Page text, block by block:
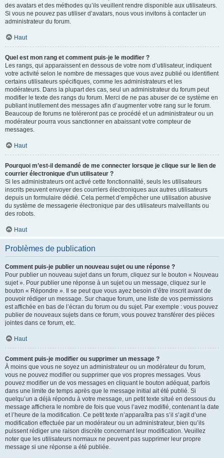
des avatars et des méthodes qu’ils veuillent rendre disponible aux utilisateurs.
Si vous ne pouvez pas utiliser d’avatars, nous vous invitons à contacter un
administrateur du forum.
Haut
Quel est mon rang et comment puis-je le modifier ?
Les rangs, qui apparaissent en dessous de votre nom d’utilisateur, indiquent
votre activité selon le nombre de messages que vous avez publié ou identifient
certains utilisateurs spécifiques, comme les administrateurs et les
modérateurs. Dans la plupart des cas, seul un administrateur du forum peut
modifier le texte des rangs du forum. Merci de ne pas abuser de ce système en
publiant inutilement des messages afin d’augmenter votre rang sur le forum.
Beaucoup de forums ne toléreront pas ce procédé et un administrateur ou un
modérateur pourra vous sanctionner en abaissant votre compteur de
messages.
Haut
Pourquoi m’est-il demandé de me connecter lorsque je clique sur le lien de
courrier électronique d’un utilisateur ?
Si les administrateurs ont activé cette fonctionnalité, seuls les utilisateurs
inscrits peuvent envoyer des courriers électroniques aux autres utilisateurs
depuis un formulaire dédié. Cela permet d’empêcher une utilisation abusive
du système de messagerie électronique par des utilisateurs malveillants ou
des robots.
Haut
Problèmes de publication
Comment puis-je publier un nouveau sujet ou une réponse ?
Pour publier un nouveau sujet dans un forum, cliquez sur le bouton « Nouveau
sujet ». Pour publier une réponse à un sujet ou un message, cliquez sur le
bouton « Répondre ». Il se peut que vous ayez besoin d’être inscrit avant de
pouvoir rédiger un message. Sur chaque forum, une liste de vos permissions
est affichée en bas de l’écran du forum ou du sujet. Par exemple : vous pouvez
publier de nouveaux sujets dans ce forum, vous pouvez transférer des pièces
jointes dans ce forum, etc.
Haut
Comment puis-je modifier ou supprimer un message ?
À moins que vous ne soyez un administrateur ou un modérateur du forum,
vous ne pouvez modifier ou supprimer que vos propres messages. Vous
pouvez modifier un de vos messages en cliquant le bouton adéquat, parfois
dans une limite de temps après que le message initial ait été publié. Si
quelqu’un a déjà répondu à votre message, un petit texte situé en dessous du
message affichera le nombre de fois que vous l’avez modifié, contenant la date
et l’heure de la modification. Ce petit texte n’apparaîtra pas s’il s’agit d’une
modification effectuée par un modérateur ou un administrateur, bien qu’ils
puissent rédiger une raison discrète concernant leur modification. Veuillez
noter que les utilisateurs normaux ne peuvent pas supprimer leur propre
message si une réponse a été publiée.